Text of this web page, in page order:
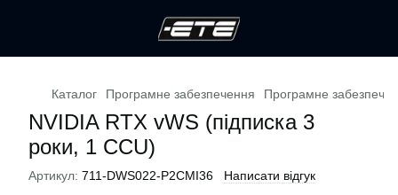
Каталог Програмне забезпечення Програмне
NVIDIA RTX vWS (підписка 3
роки, 1 CCU)
Артикул: 711-DWS022-P2CMI36 Написати відгук